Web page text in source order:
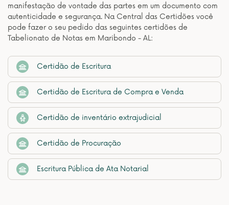
manifestação de vontade das partes em um documento com
autenticidade e segurança. Na Central das Certidões você
pode fazer o seu pedido das seguintes certidões de
Tabelionato de Notas em Maribondo - AL:
Certidão de Escritura
Certidão de Escritura de Compra e Venda
Certidão de inventário extrajudicial
Certidão de Procuração
Escritura Pública de Ata Notarial